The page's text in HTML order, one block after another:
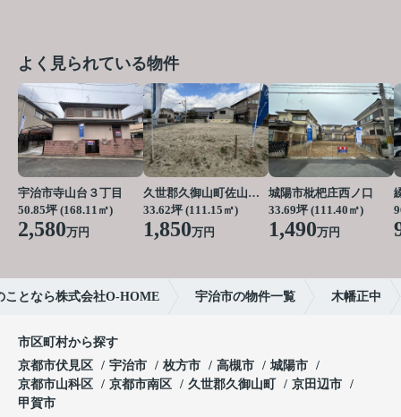
よく見られている物件
宇治市寺山台３丁目
50.85坪 (168.11㎡)
2,580万円
久世郡久御山町佐山栗ノ脇
33.62坪 (111.15㎡)
1,850万円
城陽市枇杷庄西ノ口
33.69坪 (111.40㎡)
1,490万円
ことなら株式会社O-HOME 宇治市の物件一覧 木幡正中
市区町村から探す
京都市伏見区
宇治市 枚方市 高槻市
城陽市
京都市山科区
京都市南区 久世郡久御山町
京田辺市
甲賀市